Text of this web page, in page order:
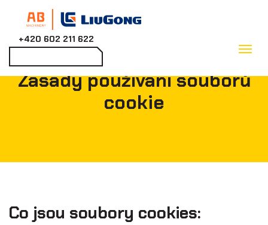
+420 602 211 622
Zásady používání souborů
cookie
Co jsou soubory cookies: